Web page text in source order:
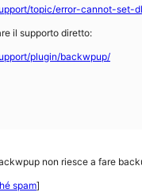
topic/error-cannot-set-
il supporto diretto:
plugin/backwpup/
non riesce a fare
spam]